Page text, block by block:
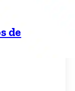
de